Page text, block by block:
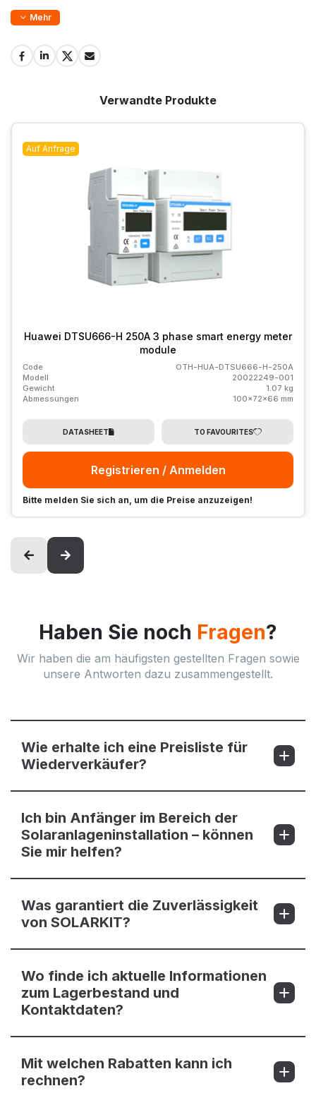
Mehr
Verwandte Produkte
Auf Anfrage
Huawei DTSU666-H 250A 3 phase smart energy meter
module
Code
OTH-HUA-DTSU666-H-250A
Modell
20022249-001
Gewicht
1.07 kg
Abmessungen
100x72x66 mm
DATASHEET TO FAVOURITES
Registrieren / Anmelden
Bitte melden Sie sich an, um die Preise anzuzeigen!
Haben Sie noch Fragen?
Wir haben die am häufigsten gestellten Fragen sowie
unsere Antworten dazu zusammengestellt.
Wie erhalte ich eine Preisliste für
Wiederverkäufer?
Ich bin Anfänger im Bereich der
Solaranlageninstallation – können
Sie mir helfen?
Was garantiert die Zuverlässigkeit
von SOLARKIT?
Wo finde ich aktuelle Informationen
zum Lagerbestand und
Kontaktdaten?
Mit welchen Rabatten kann ich
rechnen?